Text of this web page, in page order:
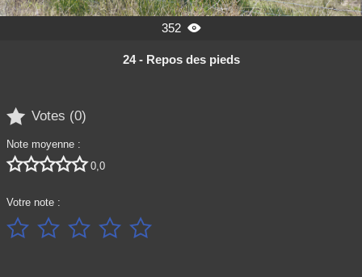
352 
24 - Repos des pieds
 Votes (0)
Note moyenne :
 0,0
Votre note :
    